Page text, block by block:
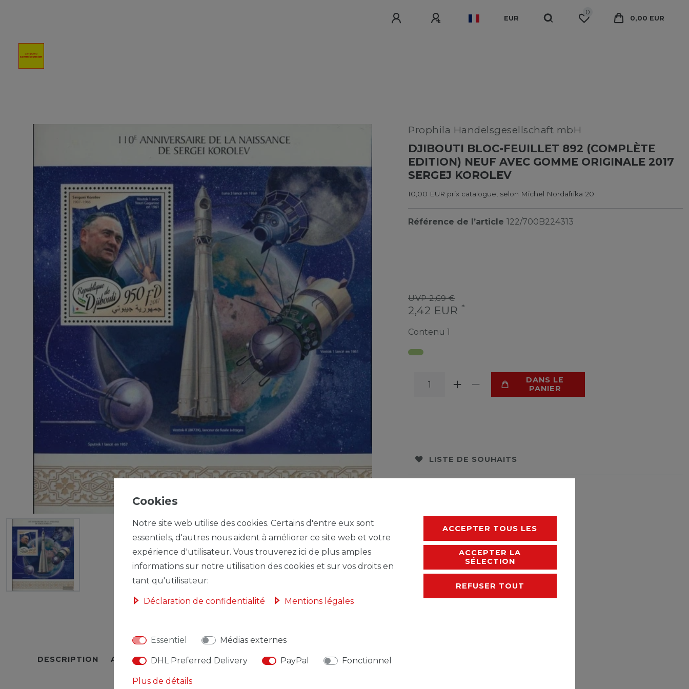
EUR
0
0,00 EUR
Prophila Handelsgesellschaft mbH
DJIBOUTI BLOC-FEUILLET 892 (COMPLÈTE
EDITION) NEUF AVEC GOMME ORIGINALE 2017
SERGEJ KOROLEV
10,00 EUR prix catalogue, selon Michel Nordafrika 20
Référence de l’article 122/700B224313
UVP 2,69 €
2,42 EUR *
Contenu 1
DANS LE
PANIER
LISTE DE SOUHAITS
DESCRIPTION AUTRES DÉTAILS RESPONSABLE DE L'UE FABRICANT
Cookies
Notre site web utilise des cookies. Certains d'entre eux sont
essentiels, d'autres nous aident à améliorer ce site web et votre
expérience d'utilisateur. Vous trouverez ici de plus amples
informations sur notre utilisation des cookies et sur vos droits en
tant qu'utilisateur:
Déclaration de confidentialité Mentions légales
Essentiel Médias externes
DHL Preferred Delivery PayPal Fonctionnel
Plus de détails
ACCEPTER TOUS LES
ACCEPTER LA
SÉLECTION
REFUSER TOUT